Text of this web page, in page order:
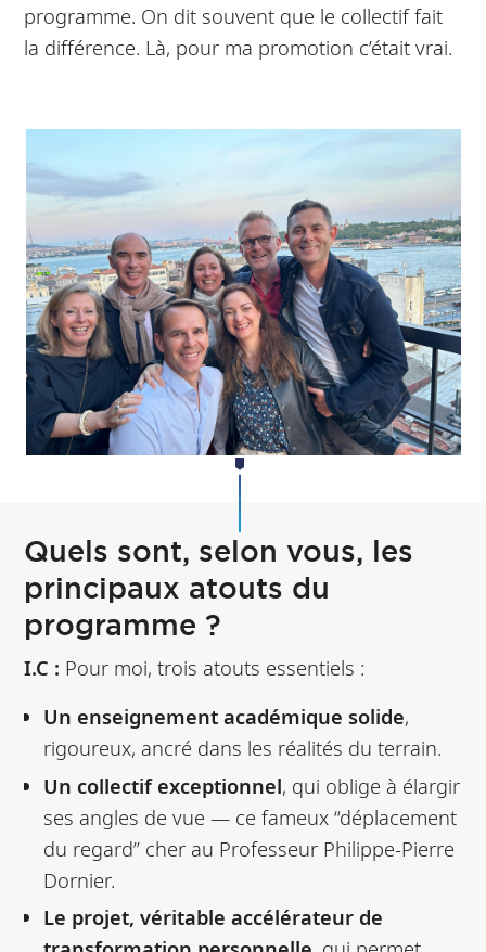
programme. On dit souvent que le collectif fait
la différence. Là, pour ma promotion c’était vrai.
Quels sont, selon vous, les
principaux atouts du
programme ?
I.C : Pour moi, trois atouts essentiels :
Un enseignement académique solide,
rigoureux, ancré dans les réalités du terrain.
Un collectif exceptionnel, qui oblige à élargir
ses angles de vue — ce fameux “déplacement
du regard” cher au Professeur Philippe-Pierre
Dornier.
Le projet, véritable accélérateur de